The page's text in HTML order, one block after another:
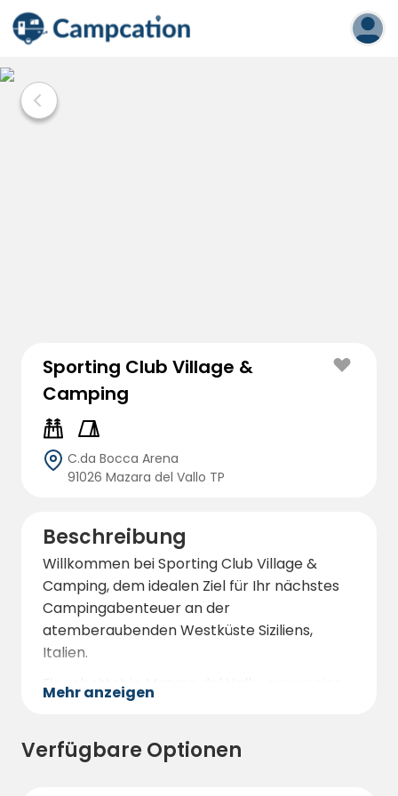
Sporting Club Village &
Camping
C.da Bocca Arena
91026 Mazara del Vallo TP
Beschreibung
Willkommen bei Sporting Club Village &
Camping, dem idealen Ziel für Ihr nächstes
Campingabenteuer an der
atemberaubenden Westküste Siziliens,
Italien.
Eingebettet in Mazara del Vallo, nur wenige
Schritte von einigen der schönsten
lebhafte Campingplatz eine perfekte
Mehr anzeigen
Verfügbare Optionen